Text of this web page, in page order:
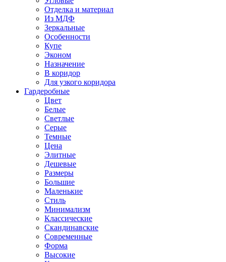
Отделка и материал
Из МДФ
Зеркальные
Особенности
Купе
Эконом
Назначение
В коридор
Для узкого коридора
Гардеробные
Цвет
Белые
Светлые
Серые
Темные
Цена
Элитные
Дешевые
Размеры
Большие
Маленькие
Стиль
Минимализм
Классические
Скандинавские
Современные
Форма
Высокие